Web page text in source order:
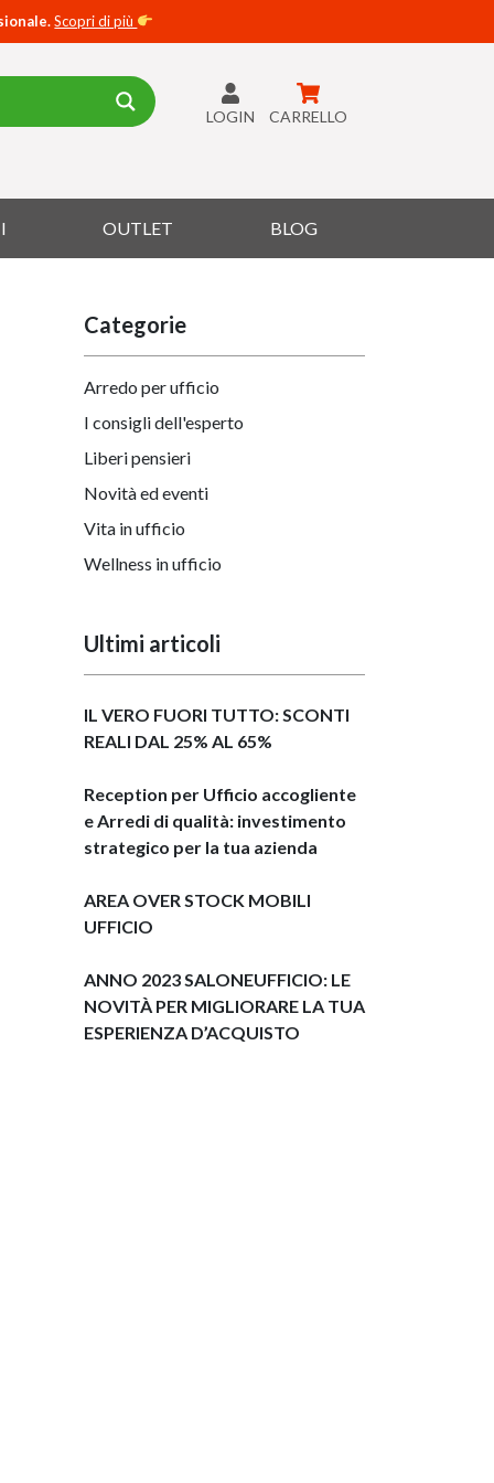
Scopri di più
LOGIN CARRELLO
OUTLET BLOG
Categorie
Arredo per ufficio
I consigli dell'esperto
Liberi pensieri
Novità ed eventi
Vita in ufficio
Wellness in ufficio
Ultimi articoli
IL VERO FUORI TUTTO: SCONTI
REALI DAL 25% AL 65%
Reception per Ufficio accogliente
e Arredi di qualità: investimento
strategico per la tua azienda
AREA OVER STOCK MOBILI
UFFICIO
ANNO 2023 SALONEUFFICIO: LE
NOVITÀ PER MIGLIORARE LA TUA
ESPERIENZA D’ACQUISTO